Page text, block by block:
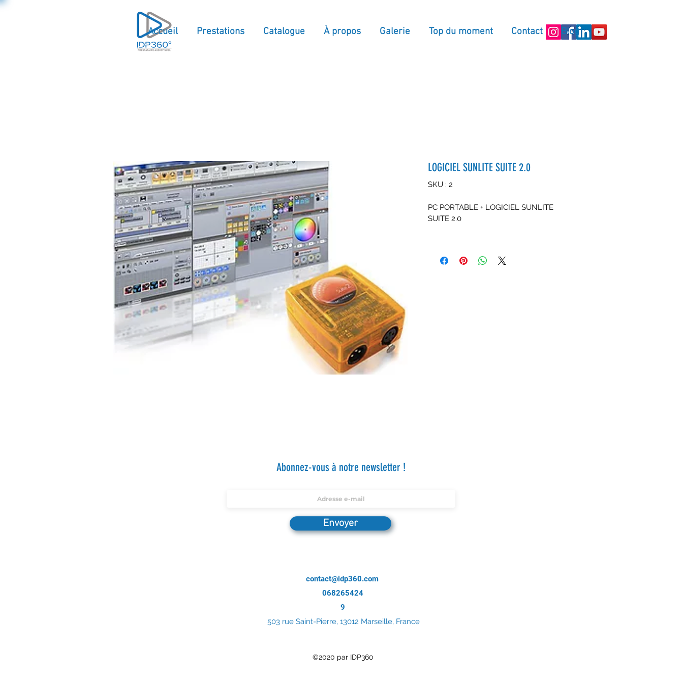
Accueil Prestations Catalogue À propos Galerie Top du moment Contact Blog
LOGICIEL SUNLITE SUITE 2.0
SKU : 2
PC PORTABLE + LOGICIEL SUNLITE
SUITE 2.0
Abonnez-vous à notre newsletter !
Envoyer
contact@idp360.com
068265424
9
503 rue Saint-Pierre, 13012 Marseille, France
©2020 par IDP360